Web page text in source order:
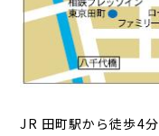
JR 田町駅から徒歩4分